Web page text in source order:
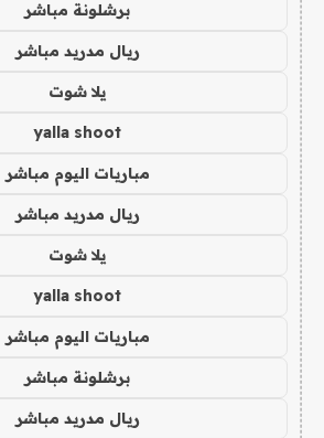
برشلونة مباشر
ريال مدريد مباشر
يلا شوت
yalla shoot
مباريات اليوم مباشر
ريال مدريد مباشر
يلا شوت
yalla shoot
مباريات اليوم مباشر
برشلونة مباشر
ريال مدريد مباشر